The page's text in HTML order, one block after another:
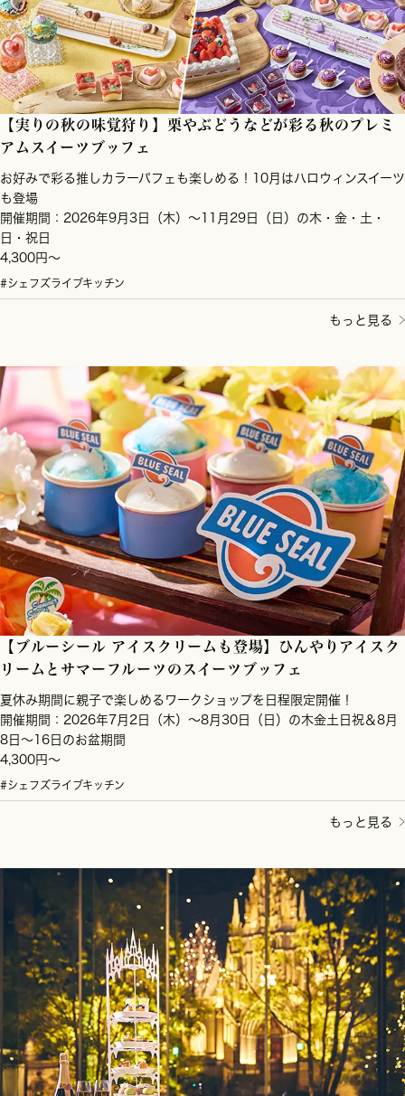
【実りの秋の味覚狩り】栗やぶどうなどが彩る秋のプレミ
アムスイーツブッフェ
お好みで彩る推しカラーパフェも楽しめる！10月はハロウィンスイーツ
も登場
開催期間：2026年9月3日（木）～11月29日（日）の木・金・土・
日・祝日
4,300円～
#シェフズライブキッチン
もっと見る
【ブルーシール アイスクリームも登場】ひんやりアイスク
リームとサマーフルーツのスイーツブッフェ
夏休み期間に親子で楽しめるワークショップを日程限定開催！
開催期間：2026年7月2日（木）～8月30日（日）の木金土日祝＆8月
8日～16日のお盆期間
4,300円～
#シェフズライブキッチン
もっと見る